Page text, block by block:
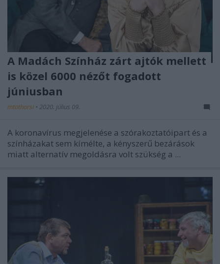
A Madách Színház zárt ajtók mellett
is közel 6000 nézőt fogadott
júniusban
mtothorsi • 2020. július 09.
A koronavírus megjelenése a szórakoztatóipart és a
színházakat sem kímélte, a kényszerű bezárások
miatt alternatív megoldásra volt szükség a ...